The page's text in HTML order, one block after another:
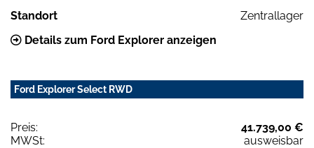
Standort
Zentrallager
Details zum Ford Explorer anzeigen
Ford Explorer Select RWD
Preis:
41.739,00 €
MWSt:
ausweisbar